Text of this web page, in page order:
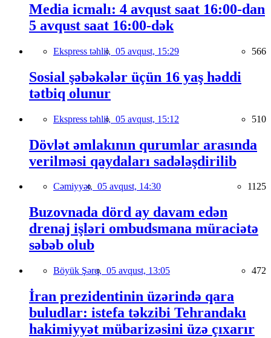
Media icmalı: 4 avqust saat 16:00-dan
5 avqust saat 16:00-dək
Ekspress təhlil, 05 avqust, 15:29 566
Sosial şəbəkələr üçün 16 yaş həddi
tətbiq olunur
Ekspress təhlil, 05 avqust, 15:12 510
Dövlət əmlakının qurumlar arasında
verilməsi qaydaları sadələşdirilib
Cəmiyyət, 05 avqust, 14:30 1125
Buzovnada dörd ay davam edən
drenaj işləri ombudsmana müraciətə
səbəb olub
Böyük Şərq, 05 avqust, 13:05 472
İran prezidentinin üzərində qara
buludlar: istefa təkzibi Tehrandakı
hakimiyyət mübarizəsini üzə çıxarır